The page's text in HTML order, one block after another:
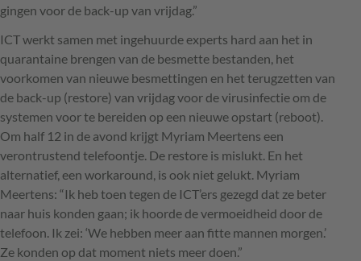
gingen voor de back-up van vrijdag.”
ICTwerkt samen met ingehuurde experts hard aan het in
quarantaine brengen van de besmette bestanden, het
voorkomen van nieuwe besmettingen en het terugzetten van
de back-up (restore) van vrijdag voor de virusinfectie om de
systemen voor te bereiden op een nieuwe opstart (reboot).
Om half 12 in de avond krijgt Myriam Meertens een
verontrustend telefoontje. De restore is mislukt. En het
alternatief, een workaround, is ook niet gelukt. Myriam
Meertens: “Ik heb toen tegen de ICT’ers gezegd dat ze beter
naar huis konden gaan; ik hoorde de vermoeidheid door de
telefoon. Ik zei: ‘We hebben meer aan fitte mannen morgen.’
Ze konden op dat moment niets meer doen.”